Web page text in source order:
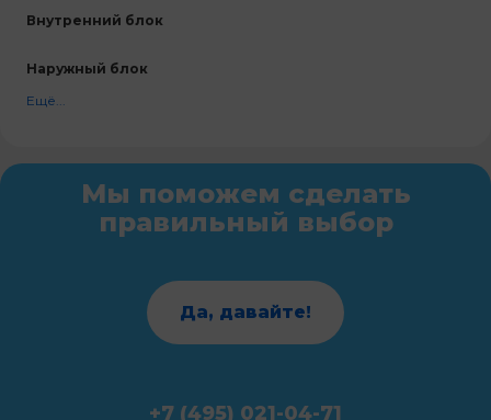
Внутренний блок
Наружный блок
Ещё...
Мы поможем сделать
правильный выбор
Да, давайте!
+7 (495) 021-04-71